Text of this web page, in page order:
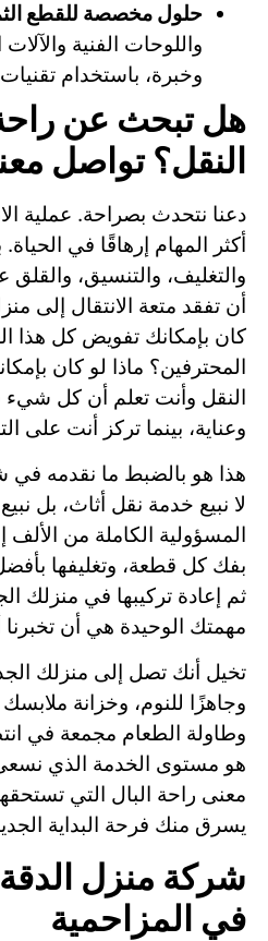
حلول مخصصة للقطع
واللوحات الفنية
وخبرة، باستخدام
هل تبحث عن راحة
النقل؟ تواصل
دعنا نتحدث بصراحة. عملية
أكثر المهام إرهاقًا في
والتغليف، والتنسيق،
أن تفقد متعة الانتقال إلى
كان بإمكانك تفويض كل هذا
المحترفين؟ ماذا لو كان
النقل وأنت تعلم أن كل شيء
وعناية، بينما تركز أنت على
هذا هو بالضبط ما نقدمه في
لا نبيع خدمة نقل أثاث، بل
المسؤولية الكاملة من الألف
بفك كل قطعة، وتغليفها بأفضل
ثم إعادة تركيبها في منزلك
مهمتك الوحيدة هي أن
تخيل أنك تصل إلى منزلك
وجاهزًا للنوم، وخزانة
وطاولة الطعام مجمعة في
هو مستوى الخدمة الذي
معنى راحة البال التي
يسرق منك فرحة البداية
شركة منزل
في المزاحمية